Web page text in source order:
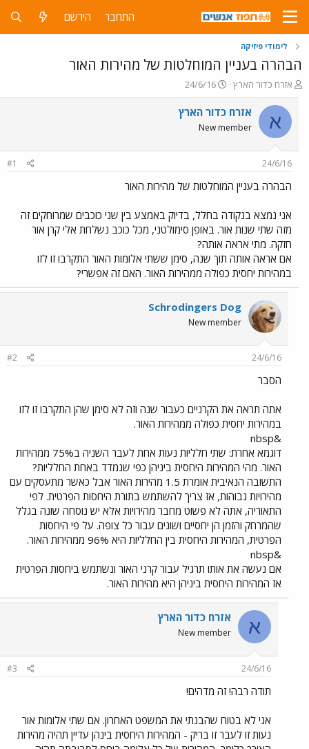
התחבר הירשם
לימודי פיזיקה
הבהרה בעניין המוחלטות של מהירות האור
פ
ו
ת
ח
ה
ו
ש
א
אזרח כדור הארץ
פ
ו
ר
ם
ר
24/6/16
א אזרח כדור הארץ
New member
24/6/16
#1
הבהרה בעניין המוחלטות של מהירות האור
אני נמצא בנקודה בחלל, בדיוק באמצע בין שני כוכבים שמרוחקים זה
מזה שתי שנות אור. באופן סימולטני, מכל כוכב נשלחת אלי קרן אור
חזקה. מתי אראה אותה?
אם אראה אותה תוך שנה, סימן ששתי אלומות האור התקרבו זו לזו
במהירות יחסית כפולה ממהירות האור. האם זה אפשרי?
Schrodingers Dog
New member
24/6/16
#2
הסבר
אתה תראה את הקרניים כעבור שנה וזה לא סימן שהן התקרבו זו לזו
במהירות יחסית כפולה ממהירות האור.
&nbsp
דוגמא אחרת: שתי חלליות נעות אחת לעבר השניה ב75% ממהירות
האור. מהי המהירות היחסית ביניהן כפי שנמדד באחת החלליות?
התשובה הנאיבית אומרת 1.5 מהירות האור אבל כאשר מתעסקים עם
מהירויות גבוהות, אז צריך להשתמש בתורת היחסות הפרטית. לפי
התאוריה, אתה לא פשוט מחבר מהירויות אלא יש נוסחה שונה בגלל
שהמרחק והזמן הן יחסיים ושונים עבור כל צופה. על פי היחסות
הפרטית, המהירות היחסית בין החלליות היא 96% ממהירות האור.
&nbsp
אם נעשה את אותו תרגיל עבור קרני האור ונשתמש ביחסות הפרטית
אז המהירות היחסית ביניהן היא מהירות האור.
א אזרח כדור הארץ
New member
24/6/16
#3
תודה רבה! זה מדהים!
אני לא בטוח שהבנתי את המשפט האחרון. אם שתי אלומות אור
נעות זו לעבר זו בריק - המהירות היחסית בינהן עדיין תהיה מהירות